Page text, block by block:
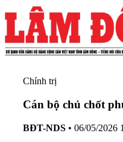
Chính trị
Cán bộ chủ chốt
BĐT-NDS • 06/05/2026